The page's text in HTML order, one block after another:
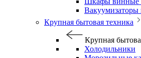
Вакуумизаторы
Крупная бытовая техника
Крупная
Холодильники